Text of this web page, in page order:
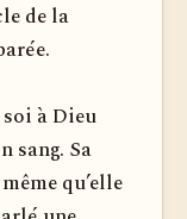
de la
à Dieu
sang. Sa
qu’elle